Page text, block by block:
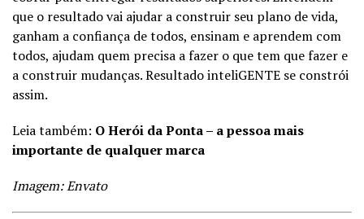
que o resultado vai ajudar a construir seu plano de vida,
ganham a confiança de todos, ensinam e aprendem com
todos, ajudam quem precisa a fazer o que tem que fazer e
a construir mudanças. Resultado inteliGENTE se constrói
assim.
Leia também: O Herói da Ponta – a pessoa mais
importante de qualquer marca
Imagem: Envato